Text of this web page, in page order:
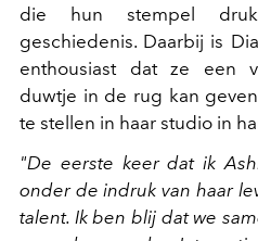
die hun stempel
geschiedenis. Daarbij is
enthousiast dat ze een
duwtje in de rug kan
te stellen in haar studio in
"De eerste keer dat ik
onder de indruk van haar
talent. Ik ben blij dat we